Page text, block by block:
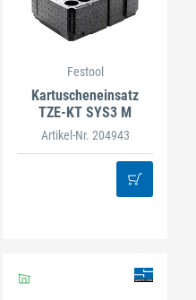
Festool
Kartuscheneinsatz
TZE-KT SYS3 M
Artikel-Nr. 204943